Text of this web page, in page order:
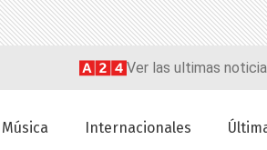
Ver las ultimas
Música Internacionales